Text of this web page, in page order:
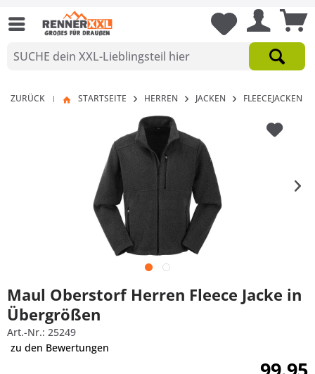
ZURÜCK | STARTSEITE HERREN JACKEN FLEECEJACKEN
Maul Oberstorf Herren Fleece Jacke in
Übergrößen
Art.-Nr.: 25249
zu den Bewertungen